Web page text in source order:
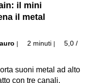
il mini
il metal
2 minuti
5,0 /
suoni metal ad alto
con tre canali,